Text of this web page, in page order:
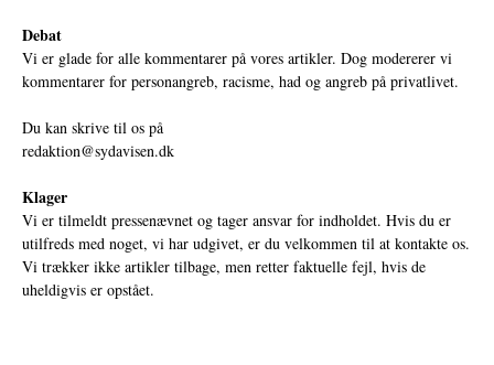
Debat
Vi er glade for alle kommentarer på vores artikler. Dog modererer vi
kommentarer for personangreb, racisme, had og angreb på privatlivet.
Du kan skrive til os på
redaktion@sydavisen.dk
Klager
Vi er tilmeldt pressenævnet og tager ansvar for indholdet. Hvis du er
utilfreds med noget, vi har udgivet, er du velkommen til at kontakte os.
Vi trækker ikke artikler tilbage, men retter faktuelle fejl, hvis de
uheldigvis er opstået.